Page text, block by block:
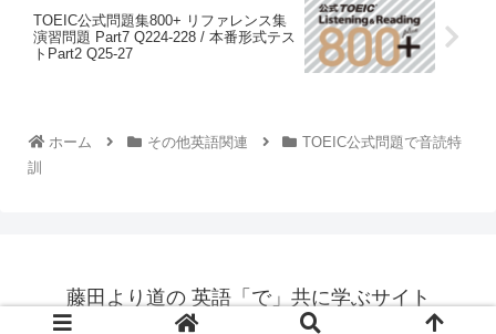
TOEIC公式問題集800+ リファレンス集
演習問題 Part7 Q224-228 / 本番形式テス
トPart2 Q25-27
ホーム その他英語関連
TOEIC公式問題で音読特
訓
藤田より道の 英語「で」共に学ぶサイト
© 2021-2026 藤田より道の 英語「で」共に学ぶサイト.